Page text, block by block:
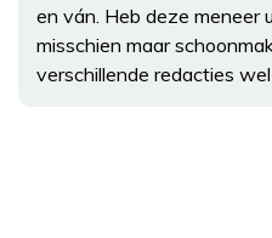
en ván. Heb deze meneer
misschien maar
verschillende redacties